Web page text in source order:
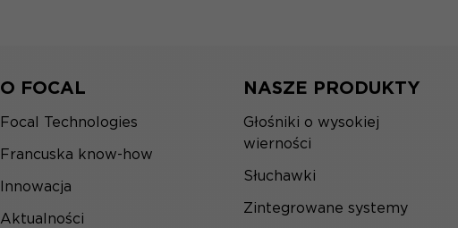
O FOCAL
Focal Technologies
Francuska know-how
Innowacja
Aktualności
NASZE PRODUKTY
Głośniki o wysokiej
wierności
Słuchawki
Zintegrowane systemy